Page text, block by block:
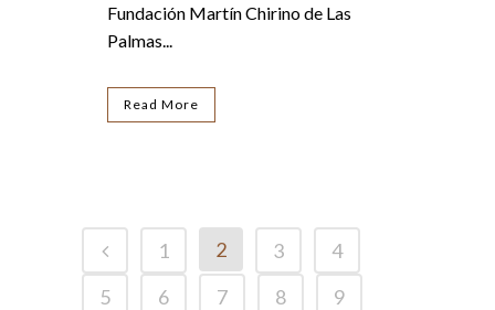
Fundación Martín Chirino de Las
Palmas...
Read More
1 2 3
4
5
6 7 8
9